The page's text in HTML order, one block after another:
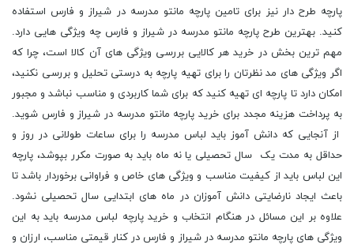
پارچه طرح دار نیز برای تامین پارچه مانتو مدرسه در شیراز و فارس استفاده
کنید. بهترین طرح پارچه مانتو مدرسه در شیراز و فارس چه ویژگی هایی دارد.
مهم ترین بخش در خرید هر کالایی بررسی ویژگی های آن کالا است، چرا که
اگر ویژگی های مد نظرتان را برای تهیه پارچه به درستی تحلیل و بررسی نکنید،
امکان دارد تا پارچه ای تهیه کنید که برای شما کاربردی و مناسب نباشد و مجبور
به پرداخت هزینه مجدد برای خرید پارچه مانتو مدرسه در شیراز و فارس شوید.
از آنجایی که دانش آموز باید لباس مدرسه را برای ساعات طولانی در روز و
حداقل به مدت یک سال تحصیلی یا نه ماه باید به صورت مکرر بپوشد، پارچه
این لباس باید از کیفیت مناسب و ویژگی های خاص و فراوانی برخوردار باشد تا
باعث ایجاد نارضایتی دانش آموزان در ماه های ابتدایی سال تحصیلی نشود.
علاوه بر این مسائل در هنگام انتخاب و خرید پارچه لباس مدرسه باید به این
ویژگی های پارچه مانتو مدرسه در شیراز و فارس در کنار قیمتی مناسب، ارزان و